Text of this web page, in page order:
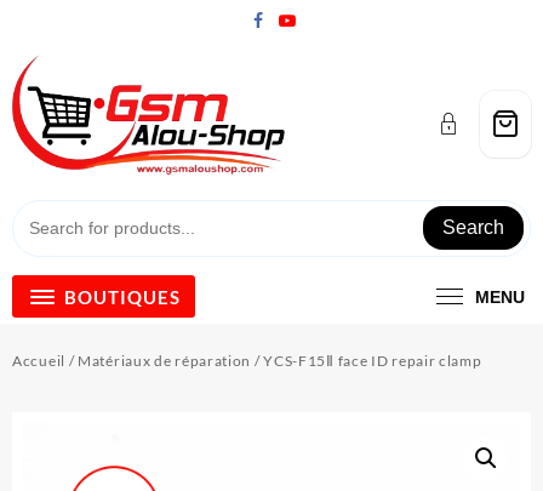
content
Search
BOUTIQUES MENU
Accueil / Matériaux de réparation / YCS-F15Ⅱ face ID repair clamp